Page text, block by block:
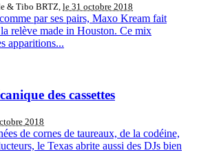
& Tibo BRTZ, le 31 octobre 2018
par ses pairs, Maxo Kream fait
relève made in Houston. Ce mix
apparitions...
des cassettes
2018
de cornes de taureaux, de la codéine,
le Texas abrite aussi des DJs bien